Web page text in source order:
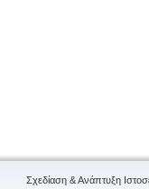
Σχεδίαση & Ανάπτυξη